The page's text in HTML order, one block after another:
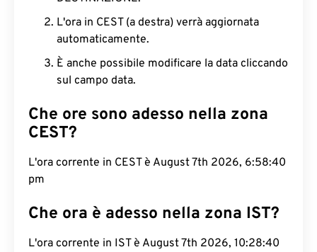
L'ora in CEST (a destra) verrà aggiornata
automaticamente.
È anche possibile modificare la data cliccando
sul campo data.
Che ore sono adesso nella zona
CEST?
L'ora corrente in CEST è August 7th 2026, 6:58:41
pm
Che ora è adesso nella zona IST?
L'ora corrente in IST è August 7th 2026, 10:28:41